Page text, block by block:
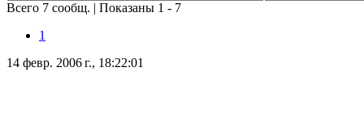
Всего 7 сообщ. | Показаны 1 - 7
1
14 февр. 2006 г., 18:22:01